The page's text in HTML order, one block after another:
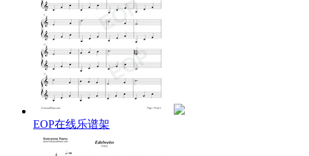
雪绒花-Edelweiss英文歌词：
Edelweiss, edelweiss,
Every morning you greet to me.
Small and white,
Clean and bright,
You look happy to meet me.
Blossom of snow may you bloom and grow,
Bloom and grow forever.
Edelweiss, edelweiss,
Bless my homeland forever.
EOP在线乐谱架